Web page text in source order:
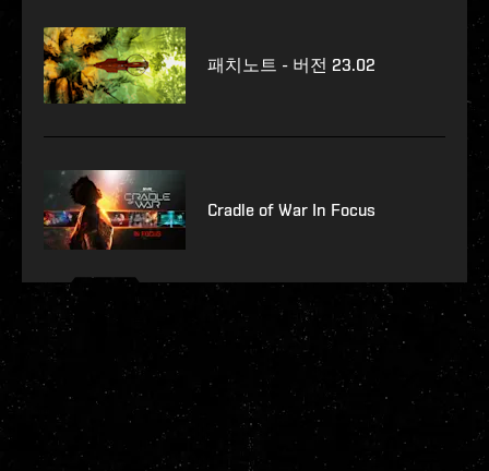
패치노트 - 버전 23.02
Cradle of War In Focus